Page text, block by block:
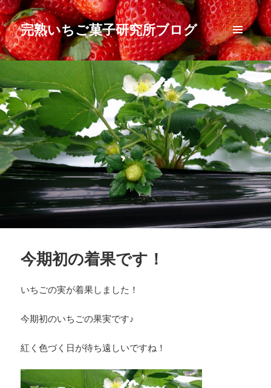
完熟いちご菓子研究所ブログ
メニュ
ーとウ
ィジェ
ット
今期初の着果です！
いちごの実が着果しました！
今期初のいちごの果実です♪
紅く色づく日が待ち遠しいですね！